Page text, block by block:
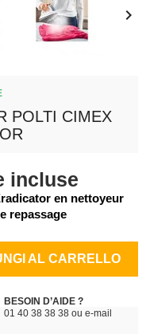

POLTI CIMEX
incluse
en nettoyeur
repassage
AL CARRELLO
BESOIN D’AIDE ?
01 40 38 38 38 ou e-mail